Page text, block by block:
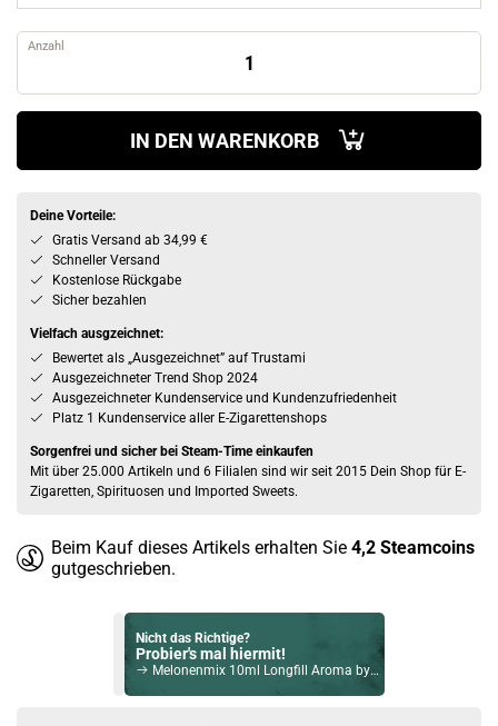
Anzahl
IN DEN WARENKORB
Deine Vorteile:
Gratis Versand ab 34,99 €
Schneller Versand
Kostenlose Rückgabe
Sicher bezahlen
Vielfach ausgzeichnet:
Bewertet als „Ausgezeichnet” auf Trustami
Ausgezeichneter Trend Shop 2024
Ausgezeichneter Kundenservice und Kundenzufriedenheit
Platz 1 Kundenservice aller E-Zigarettenshops
Sorgenfrei und sicher bei Steam-Time einkaufen
Mit über 25.000 Artikeln und 6 Filialen sind wir seit 2015 Dein Shop für E-
Zigaretten, Spirituosen und Imported Sweets.
Beim Kauf dieses Artikels erhalten Sie 4,2 Steamcoins
gutgeschrieben.
Nicht das Richtige?
Probier's mal hiermit!
Melonenmix 10ml Longfill Aroma by Aroma Syndikat